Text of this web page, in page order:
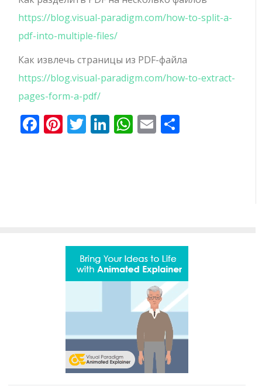
https://blog.visual-paradigm.com/how-to-split-a-
pdf-into-multiple-files/
Как извлечь страницы из PDF-файла
https://blog.visual-paradigm.com/how-to-extract-
pages-form-a-pdf/
Facebook
Pinterest
Twitter
LinkedIn
WhatsApp
Email